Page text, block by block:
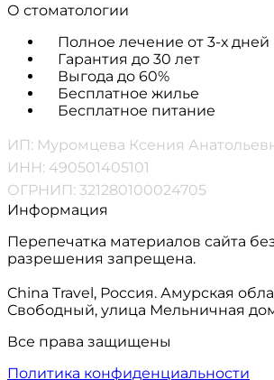
О стоматологии
Полное лечение от 3-х дней
Гарантия до 30 лет
Выгода до 60%
Бесплатное жилье
Бесплатное питание
ИП: Муромцева Ксения
ИНН: 490501405101
ОГРНИП: 321280100024705
Информация
Перепечатка материалов сайта
разрешения запрещена.
China Travel, Россия. Амурская
Свободный, улица Мельничная
Все права защищены
Политика конфиденциальности